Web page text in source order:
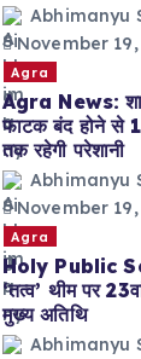
Abhimanyu
November 19,
Agra
Agra News:
फाटक बंद होने से
तक रहेगी परेशानी
Abhimanyu
November 19,
Agra
Holy Public
‘तत्व’ थीम पर
मुख्य अतिथि
Abhimanyu